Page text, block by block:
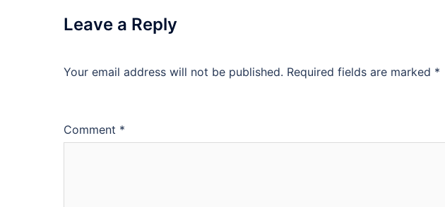
Leave a Reply
Your email address will not be published. Required fields are marked *
Comment *